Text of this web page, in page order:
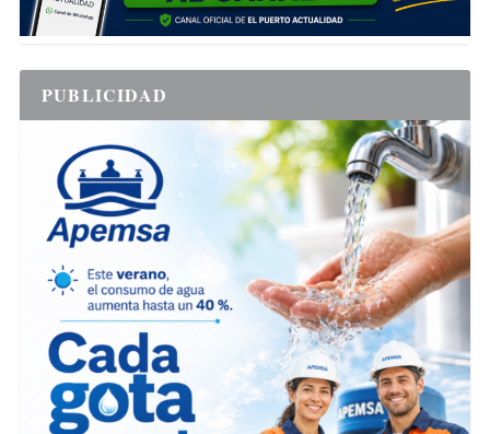
PUBLICIDAD